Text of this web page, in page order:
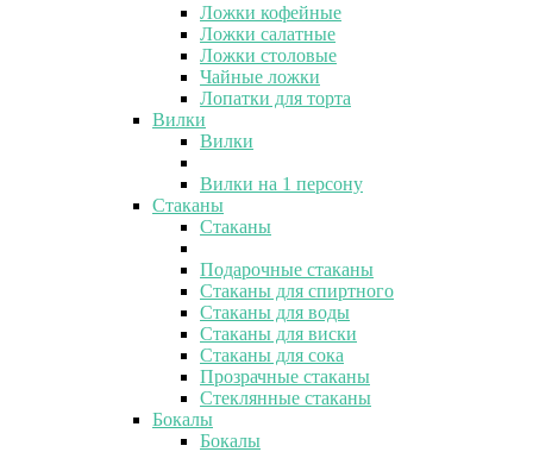
Ложки кофейные
Ложки салатные
Ложки столовые
Чайные ложки
Лопатки для торта
Вилки
Вилки
Вилки на 1 персону
Стаканы
Стаканы
Подарочные стаканы
Стаканы для спиртного
Стаканы для воды
Стаканы для виски
Стаканы для сока
Прозрачные стаканы
Стеклянные стаканы
Бокалы
Бокалы